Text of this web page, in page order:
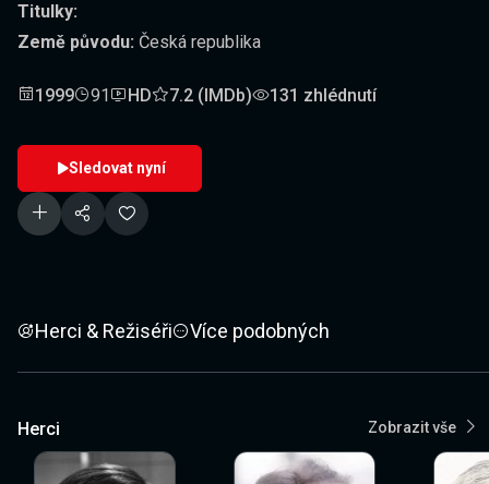
Titulky:
Země původu: Česká republika
1999 91 HD 7.2 (IMDb) 131 zhlédnutí
Sledovat nyní
Herci & Režiséři Více podobných
Herci Zobrazit vše